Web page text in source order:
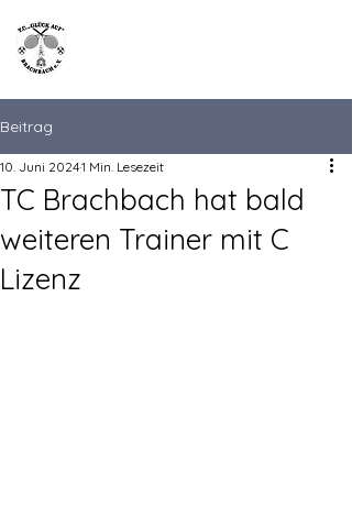
Beitrag
TC Brachbach hat bald
weiteren Trainer mit C
Lizenz
10. Juni 20241 Min. Lesezeit